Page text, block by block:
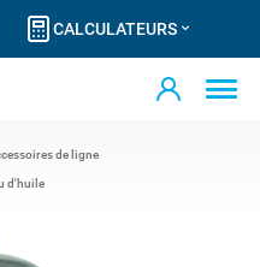
CALCULATEURS
de ligne
d'huile